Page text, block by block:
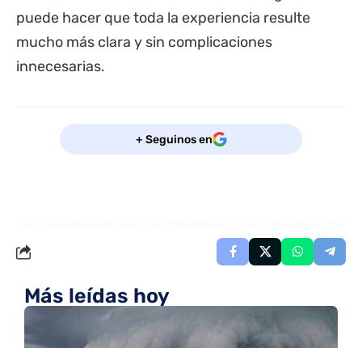
puede hacer que toda la experiencia resulte
mucho más clara y sin complicaciones
innecesarias.
+ Seguinos en
Más leídas hoy